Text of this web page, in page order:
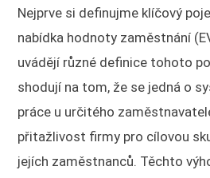
Nejprve si definujme klíčový
nabídka hodnoty zaměstnání
uvádějí různé definice tohoto
shodují na tom, že se jedná o
práce u určitého
přitažlivost firmy pro cílovou
jejích zaměstnanců. Těchto